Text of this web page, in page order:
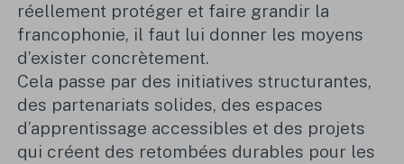
réellement protéger et faire grandir la
francophonie, il faut lui donner les moyens
d’exister concrètement.
Cela passe par des initiatives structurantes,
des partenariats solides, des espaces
d’apprentissage accessibles et des projets
qui créent des retombées durables pour les